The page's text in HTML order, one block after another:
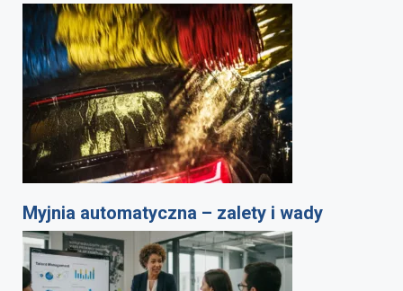
Myjnia automatyczna – zalety i wady